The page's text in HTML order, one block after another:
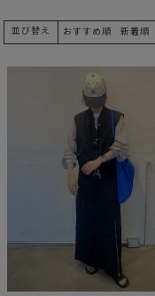
価格（税込）
在庫なし商品
表示する
並び替え おすすめ順 新着順